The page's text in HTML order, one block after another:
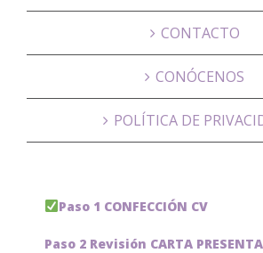
CONTACTO
CONÓCENOS
POLÍTICA DE
Paso 1 CONFECCIÓN CV
Paso 2 Revisión CARTA